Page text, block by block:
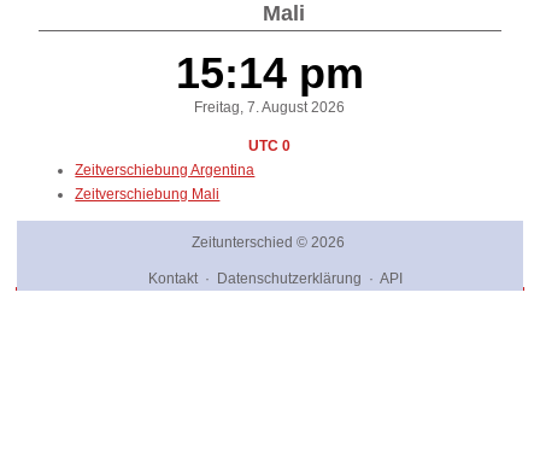
Mali
15:14 pm
Freitag, 7. August 2026
UTC 0
Zeitverschiebung Argentina
Zeitverschiebung Mali
Zeitunterschied © 2026
Kontakt· Datenschutzerklärung · API